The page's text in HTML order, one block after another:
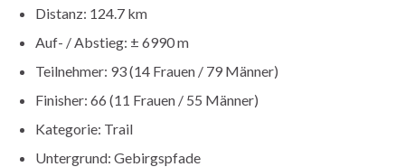
Distanz: 124.7 km
Auf- / Abstieg: ± 6990 m
Teilnehmer: 93 (14 Frauen / 79 Männer)
Finisher: 66 (11 Frauen / 55 Männer)
Kategorie: Trail
Untergrund: Gebirgspfade